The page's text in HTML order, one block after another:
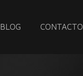
BLOG CONTACTO